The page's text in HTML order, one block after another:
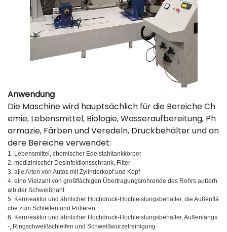
Anwendung
Die Maschine wird hauptsächlich für die Bereiche Ch
emie, Lebensmittel, Biologie, Wasseraufbereitung, Ph
armazie, Färben und Veredeln, Druckbehälter und an
dere Bereiche verwendet:
1. Lebensmittel, chemischer Edelstahltankkörper
2. medizinischer Desinfektionsschrank, Filter
3. alle Arten von Autos mit Zylinderkopf und Kopf
4. eine Vielzahl von großflächigen Übertragungsrohrende des Rohrs außerh
alb der Schweißnaht
5. Kernreaktor und ähnlicher Hochdruck-Hochleistungsbehälter, die Außenflä
che zum Schleifen und Polieren
6. Kernreaktor und ähnlicher Hochdruck-Hochleistungsbehälter, Außenlängs
-, Ringschweißschleifen und Schweißwurzelreinigung